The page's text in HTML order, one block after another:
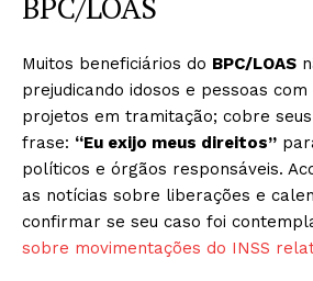
Muitos beneficiários do BPC/LOAS
prejudicando idosos e pessoas com
projetos em tramitação; cobre
frase: “Eu exijo meus direitos”
políticos e órgãos responsáveis.
as notícias sobre liberações e
confirmar se seu caso foi
sobre movimentações do INSS